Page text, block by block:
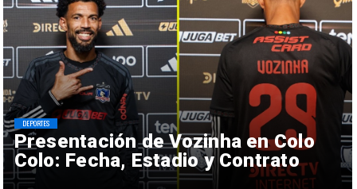
Presentación de Vozinha en Colo
Colo: Fecha, Estadio y Contrato
DEPORTES